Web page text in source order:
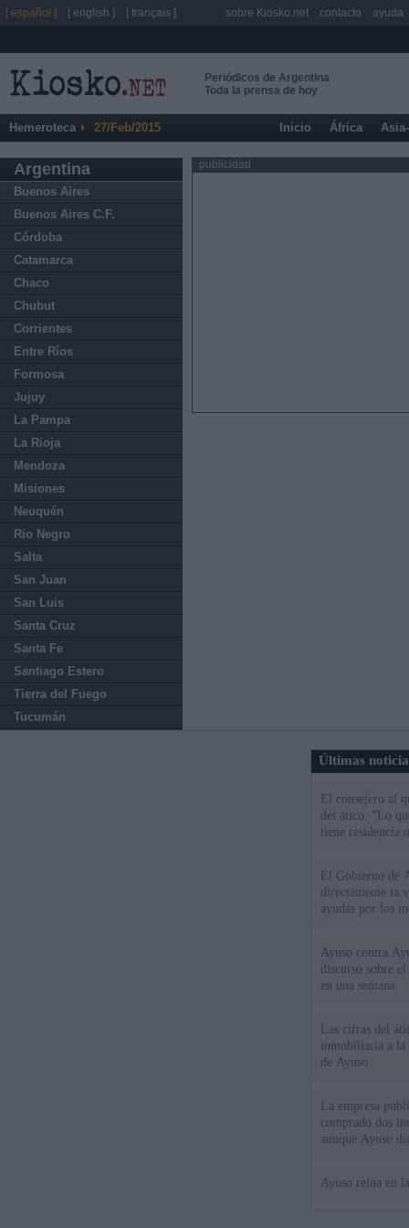
Periódicos de Argentina
Toda la prensa de hoy
Hemeroteca 27/Feb/2015 Inicio África
Argentina
Buenos Aires
Buenos Aires C.F.
Córdoba
Catamarca
Chaco
Chubut
Corrientes
Entre Ríos
Formosa
Jujuy
La Pampa
La Rioja
Mendoza
Misiones
Neuquén
Rio Negro
Salta
San Juan
San Luis
Santa Cruz
Santa Fe
Santiago Estero
Tierra del Fuego
Tucumán
publicidad
Últimas
El consejero al
del ático: "Lo
tiene residencia
El Gobierno de
directamente la
ayudas por los
Ayuso contra
discurso sobre
en una semana
Las cifras del
inmobiliaria a la
de Ayuso
La empresa
comprado dos
aunque Ayuso
Ayuso reina en
[ español ] [ english ] [ français ] sobre Kiosko.net contacto ayuda